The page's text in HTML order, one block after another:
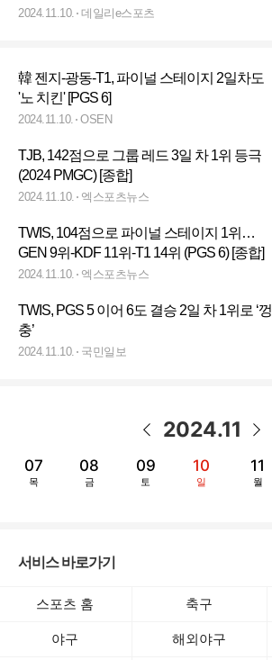
2024.11.10. 데일리e스포츠
韓 젠지-광동-T1, 파이널 스테이지 2일차도
'노 치킨' [PGS 6]
2024.11.10. OSEN
TJB, 142점으로 그룹 레드 3일 차 1위 등극
(2024 PMGC) [종합]
2024.11.10. 엑스포츠뉴스
TWIS, 104점으로 파이널 스테이지 1위…
GEN 9위-KDF 11위-T1 14위 (PGS 6) [종합]
2024.11.10. 엑스포츠뉴스
TWIS, PGS 5 이어 6도 결승 2일 차 1위로 ‘껑
충’
2024.11.10. 국민일보
2024.11
07
목
08
금
09
토
10
일
11
월
서비스 바로가기
스포츠 홈 축구
야구 해외야구